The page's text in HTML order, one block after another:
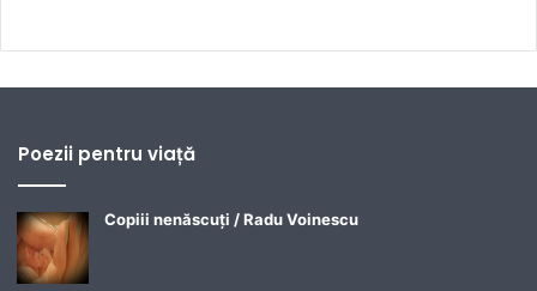
Poezii pentru viață
Copiii nenăscuți / Radu Voinescu